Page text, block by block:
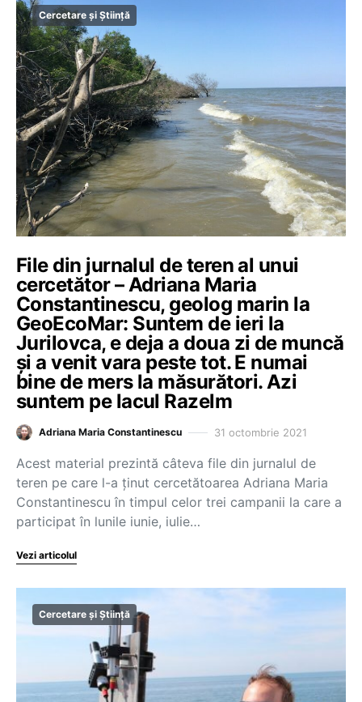
Cercetare și Știință
File din jurnalul de teren al unui
cercetător – Adriana Maria
Constantinescu, geolog marin la
GeoEcoMar: Suntem de ieri la
Jurilovca, e deja a doua zi de muncă
și a venit vara peste tot. E numai
bine de mers la măsurători. Azi
suntem pe lacul Razelm
Adriana Maria Constantinescu 31 octombrie 2021
Acest material prezintă câteva file din jurnalul de
teren pe care l-a ținut cercetătoarea Adriana Maria
Constantinescu în timpul celor trei campanii la care a
participat în lunile iunie, iulie…
Vezi articolul
Cercetare și Știință